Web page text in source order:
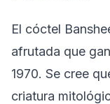
El cóctel
afrutada que
1970. Se cree
criatura